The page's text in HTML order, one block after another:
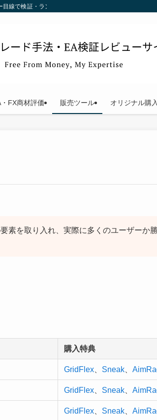
線で検証・ランキング化している当サイトをご利用くだ
・FX商材評価 販売ツール オリジナル購
素を取り入れ、実際に多くのユーザーか
購入特典
GridFlex、 Sneak、
GridFlex、 Sneak、
GridFlex、 Sneak、